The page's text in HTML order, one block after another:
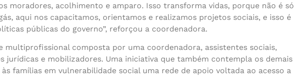
moradores, acolhimento e amparo. Isso transforma vidas, porque não é só
aqui nos capacitamos, orientamos e realizamos projetos sociais, e isso é
públicas do governo”, reforçou a coordenadora.
multiprofissional composta por uma coordenadora, assistentes sociais,
jurídicas e mobilizadores. Uma iniciativa que também contempla os demais
famílias em vulnerabilidade social uma rede de apoio voltada ao acesso a